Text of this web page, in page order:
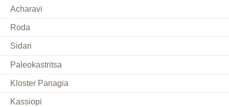
Acharavi
Roda
Sidari
Paleokastritsa
Kloster Panagia
Kassiopi